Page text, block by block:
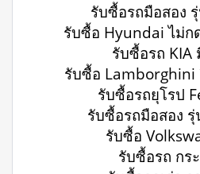
รับซื้อรถมือสอง
รับซื้อ Hyundai ไม่ก
รับซื้อรถ KIA
รับซื้อ Lamborghini
รับซื้อรถยุโรป
รับซื้อรถมือสอง
รับซื้อ
รับซื้อรถ กร